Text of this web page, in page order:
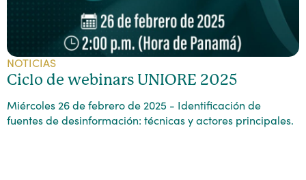
NOTICIAS
Ciclo de webinars UNIORE 2025
Miércoles 26 de febrero de 2025 - Identificación de
fuentes de desinformación: técnicas y actores principales.